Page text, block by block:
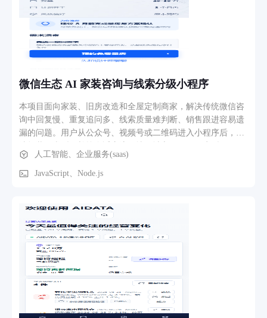
度统计申请数据，ECharts 图表展示月度趋势，辅助管理决
结果通知，导航栏实时红点提示，15 秒轮询刷新。 二核心功
能模块 系统的六大功能模块及其职责 模块 角色 核心功能 技术
实现 用户认证 所有用户 JWT 登录、密码 bcrypt 加密、角色解
析、路由守卫 python-jose + bcrypt 任务下发 管理员 选择部门/
人员、指定审批人和查看人、设置截止日期、批量创建任务
（同类型去重） Batch ID 批次管理 任务待办 填表人 查看待处
理任务、填写三种表单（会议室/出差/请假）、提交后自动生
成新任务 auto_new_form 自动循环 审批中心 审批人/管理员 查
看待审申请、单条/批量审批（通过/驳回）、查看审批历史记
录 TaskApprover + 部门过滤 任务总览 管理员 批次维度查看任
务进度、催办、管理员直接删除/批量删除、删除申请审批
可视化 三种表单类型 会议室申请 会议室名称、日期、起止时
间、会议主题 出差申请 目的地、起止日期、出差事由、出行
方式 请假申请 请假类型、起止日期、请假原因 角色权限矩阵
角色 任务下发 任务待办 审批权限 用户管理 数据报表 管理员
✅ — 全部 ✅ ✅ 副厅长 — ✅ 本部门 — ✅ 处长 — ✅ 本部门 —
✅ 科长 — ✅ 本部门 — ✅ 科员 — ✅ — — ✅ 三业务流程与功
能路径 从任务下发到审批完成的全链路 核心业务流程 管理员
下发任务 → 填表人收到待办 → 填写表单并提交 → 自动生成
新任务 → 审批人审核 → 通过/驳回 → 结果通知填表人
微信生态 AI 家装咨询与线索分级小程序
本项目面向家装、旧房改造和全屋定制商家，解决传统微信咨
询中回复慢、重复追问多、线索质量难判断、销售跟进容易遗
漏的问题。用户从公众号、视频号或二维码进入小程序后，可
算、开工时间、偏好风格和具体需求。系统结合商家已确认知
识与 MiniMax 大模型，生成需求洞察、量房准备清单、风险提
意愿完成高、中、低意向分级。商家可在工作台查看今日任
务、响应时限和超时提醒，在线索详情中查看 AI 摘要、分配
设计师、记录回访备注并推进状态。项目同时提供知识库维
护、可预约档期、通知中心、服务进度、客户反馈、经营分析
和服务规则配置，形成“咨询—建议—预约—分级—跟进—量房
—成交/未成交—复盘”的完整闭环。
人工智能、企业服务(saas)
JavaScript、Node.js